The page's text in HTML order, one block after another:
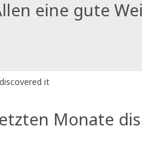
eine gute
discovered it
Monate